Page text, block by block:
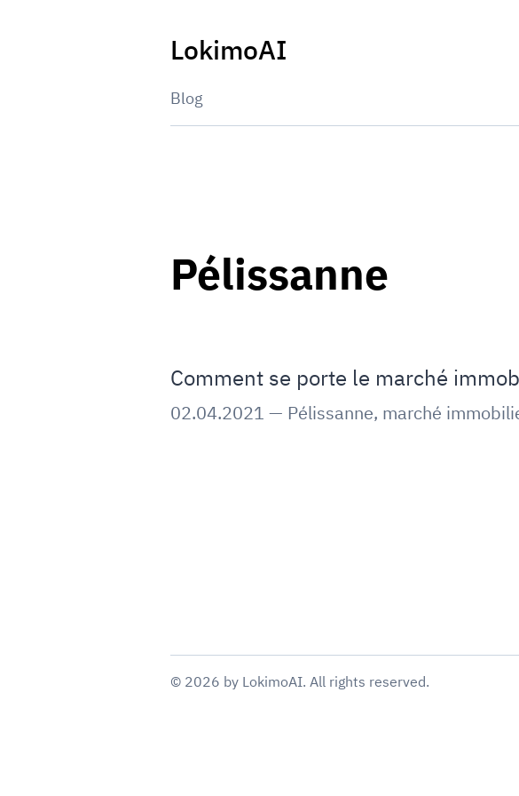
LokimoAI
Blog
Pélissanne
Comment se porte le marché
02.04.2021 — Pélissanne, marché
© 2026 by LokimoAI. All rights reserved.